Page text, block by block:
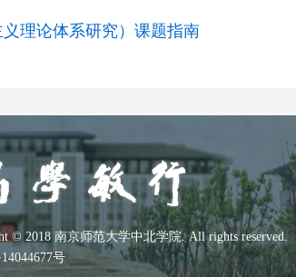
理论体系研究）课题指南
© 2018 南京师范大学中北学院. All rights reserved.
号